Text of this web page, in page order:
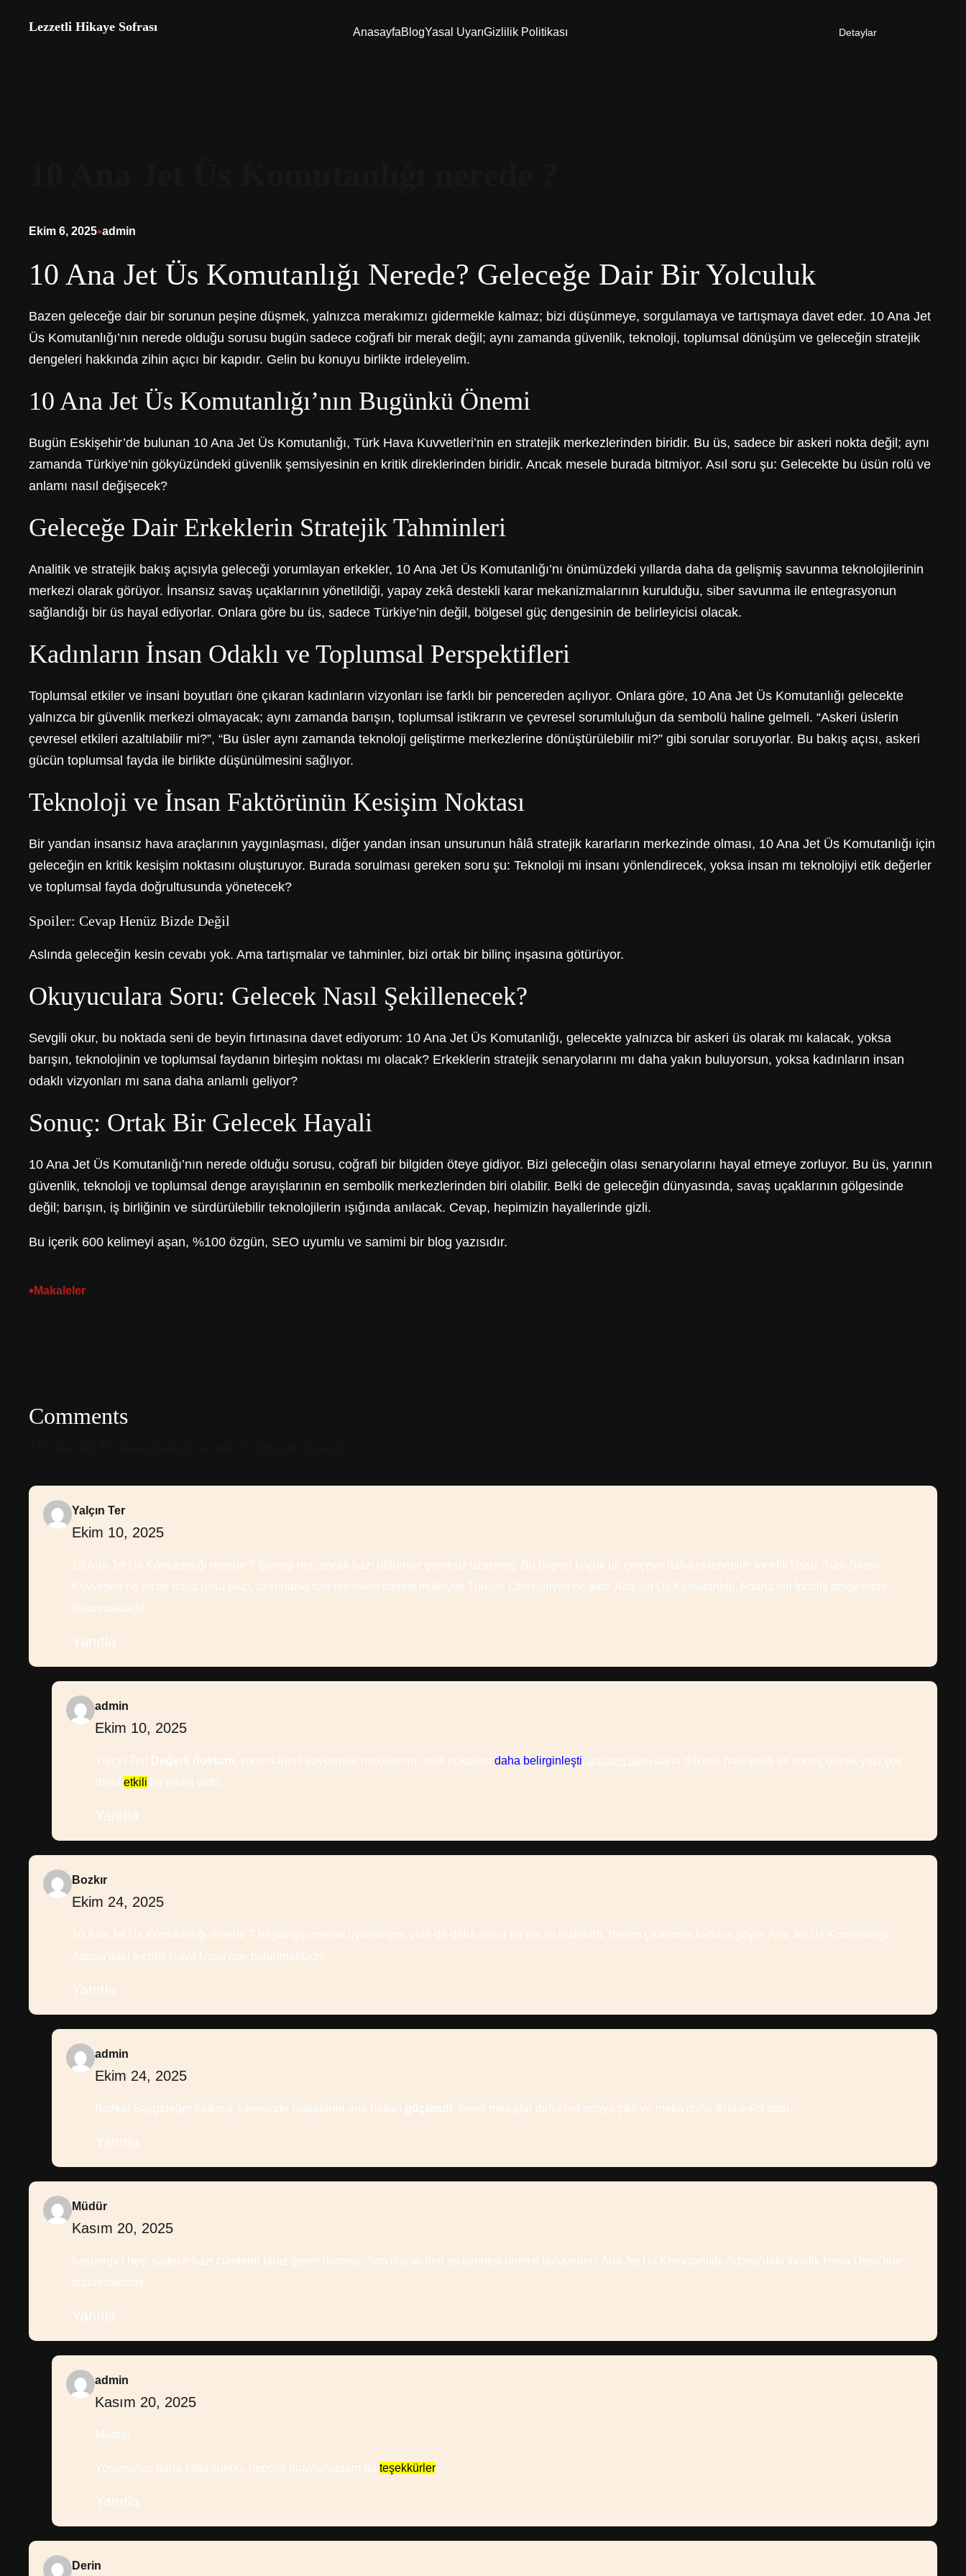
Lezzetli Hikaye Sofrası AnasayfaBlogYasal UyarıGizlilik Politikası Detaylar
Ekim 6, 2025•admin
10 Ana Jet Üs Komutanlığı Nerede? Geleceğe Dair Bir Yolculuk
Bazen geleceğe dair bir sorunun peşine düşmek, yalnızca merakımızı gidermekle kalmaz; bizi düşünmeye, sorgulamaya ve tartışmaya davet eder. 10 Ana Jet
Üs Komutanlığı’nın nerede olduğu sorusu bugün sadece coğrafi bir merak değil; aynı zamanda güvenlik, teknoloji, toplumsal dönüşüm ve geleceğin stratejik
dengeleri hakkında zihin açıcı bir kapıdır. Gelin bu konuyu birlikte irdeleyelim.
10 Ana Jet Üs Komutanlığı’nın Bugünkü Önemi
Bugün Eskişehir’de bulunan 10 Ana Jet Üs Komutanlığı, Türk Hava Kuvvetleri’nin en stratejik merkezlerinden biridir. Bu üs, sadece bir askeri nokta değil; aynı
zamanda Türkiye’nin gökyüzündeki güvenlik şemsiyesinin en kritik direklerinden biridir. Ancak mesele burada bitmiyor. Asıl soru şu: Gelecekte bu üsün rolü ve
anlamı nasıl değişecek?
Geleceğe Dair Erkeklerin Stratejik Tahminleri
Analitik ve stratejik bakış açısıyla geleceği yorumlayan erkekler, 10 Ana Jet Üs Komutanlığı’nı önümüzdeki yıllarda daha da gelişmiş savunma teknolojilerinin
merkezi olarak görüyor. İnsansız savaş uçaklarının yönetildiği, yapay zekâ destekli karar mekanizmalarının kurulduğu, siber savunma ile entegrasyonun
sağlandığı bir üs hayal ediyorlar. Onlara göre bu üs, sadece Türkiye’nin değil, bölgesel güç dengesinin de belirleyicisi olacak.
Kadınların İnsan Odaklı ve Toplumsal Perspektifleri
Toplumsal etkiler ve insani boyutları öne çıkaran kadınların vizyonları ise farklı bir pencereden açılıyor. Onlara göre, 10 Ana Jet Üs Komutanlığı gelecekte
yalnızca bir güvenlik merkezi olmayacak; aynı zamanda barışın, toplumsal istikrarın ve çevresel sorumluluğun da sembolü haline gelmeli. “Askeri üslerin
çevresel etkileri azaltılabilir mi?”, “Bu üsler aynı zamanda teknoloji geliştirme merkezlerine dönüştürülebilir mi?” gibi sorular soruyorlar. Bu bakış açısı, askeri
gücün toplumsal fayda ile birlikte düşünülmesini sağlıyor.
Teknoloji ve İnsan Faktörünün Kesişim Noktası
Bir yandan insansız hava araçlarının yaygınlaşması, diğer yandan insan unsurunun hâlâ stratejik kararların merkezinde olması, 10 Ana Jet Üs Komutanlığı için
geleceğin en kritik kesişim noktasını oluşturuyor. Burada sorulması gereken soru şu: Teknoloji mi insanı yönlendirecek, yoksa insan mı teknolojiyi etik değerler
ve toplumsal fayda doğrultusunda yönetecek?
Spoiler: Cevap Henüz Bizde Değil
Aslında geleceğin kesin cevabı yok. Ama tartışmalar ve tahminler, bizi ortak bir bilinç inşasına götürüyor.
Okuyuculara Soru: Gelecek Nasıl Şekillenecek?
Sevgili okur, bu noktada seni de beyin fırtınasına davet ediyorum: 10 Ana Jet Üs Komutanlığı, gelecekte yalnızca bir askeri üs olarak mı kalacak, yoksa
barışın, teknolojinin ve toplumsal faydanın birleşim noktası mı olacak? Erkeklerin stratejik senaryolarını mı daha yakın buluyorsun, yoksa kadınların insan
odaklı vizyonları mı sana daha anlamlı geliyor?
Sonuç: Ortak Bir Gelecek Hayali
10 Ana Jet Üs Komutanlığı’nın nerede olduğu sorusu, coğrafi bir bilgiden öteye gidiyor. Bizi geleceğin olası senaryolarını hayal etmeye zorluyor. Bu üs, yarının
güvenlik, teknoloji ve toplumsal denge arayışlarının en sembolik merkezlerinden biri olabilir. Belki de geleceğin dünyasında, savaş uçaklarının gölgesinde
değil; barışın, iş birliğinin ve sürdürülebilir teknolojilerin ışığında anılacak. Cevap, hepimizin hayallerinde gizli.
Bu içerik 600 kelimeyi aşan, %100 özgün, SEO uyumlu ve samimi bir blog yazısıdır.
•Makaleler
Comments
Yalçın Ter
Ekim 10, 2025
10 Ana Jet Üs Komutanlığı nerede ? işlenişi net, ancak bazı bölümler gereksiz uzatılmış. Bu bilgiye küçük bir çerçeve daha eklenebilir: İncirlik Üssü, Türk Silahlı
Kuvvetleri’ne ait bir hava üssü olup, üzerindeki tüm tesislerle birlikte mülkiyeti Türkiye Cumhuriyeti’ne aittir. Ana Jet Üs Komutanlığı, Adana’nın İncirlik bölgesinde
bulunmaktadır.
Yanıtla
admin
Ekim 10, 2025
Yalçın Ter! Değerli dostum, yorumlarınız sayesinde makalemin odak noktaları daha belirginleşti, anlatım akışı daha düzenli hale geldi ve sonuç olarak yazı çok
daha etkili bir metin oldu.
Yanıtla
Bozkır
Ekim 24, 2025
10 Ana Jet Üs Komutanlığı nerede ? başlangıcı merak uyandırıyor, yine de daha cesur bir ton iyi olabilirdi. Benim çıkarımım kabaca şöyle: Ana Jet Üs Komutanlığı,
Adana’daki İncirlik Hava Üssü’nde bulunmaktadır.
Yanıtla
admin
Ekim 24, 2025
Bozkır! Saygıdeğer katkınız sayesinde makalenin ana hatları güçlendi, temel mesajlar daha net ortaya çıktı ve metin daha ikna edici oldu.
Yanıtla
Müdür
Kasım 20, 2025
başlangıcı hoş, sadece bazı cümleler biraz genel durmuş. Son olarak ben şu ayrıntıyı önemli buluyorum: Ana Jet Üs Komutanlığı, Adana’daki İncirlik Hava Üssü’nde
bulunmaktadır.
Yanıtla
admin
Kasım 20, 2025
Müdür!
Yorumunuz bana katkı sundu, hepsini onaylamasam da teşekkürler.
Yanıtla
Derin